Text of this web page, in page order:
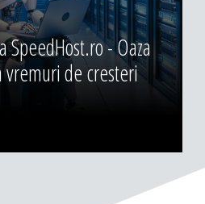
SpeedHost.ro - Oaza
de cresteri